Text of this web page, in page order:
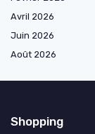
Avril 2026
Juin 2026
Août 2026
Shopping